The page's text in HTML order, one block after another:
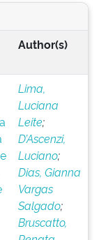
Author(s)
Lima,
Luciana
Leite;
D’Ascenzi,
Luciano;
Dias, Gianna
Vargas
Salgado;
Bruscatto,